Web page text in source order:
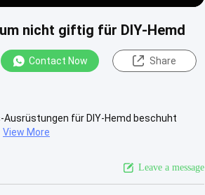
nicht giftig für DIY-Hemd
Contact Now Share
für DIY-Hemd beschuht
View More
Leave a message